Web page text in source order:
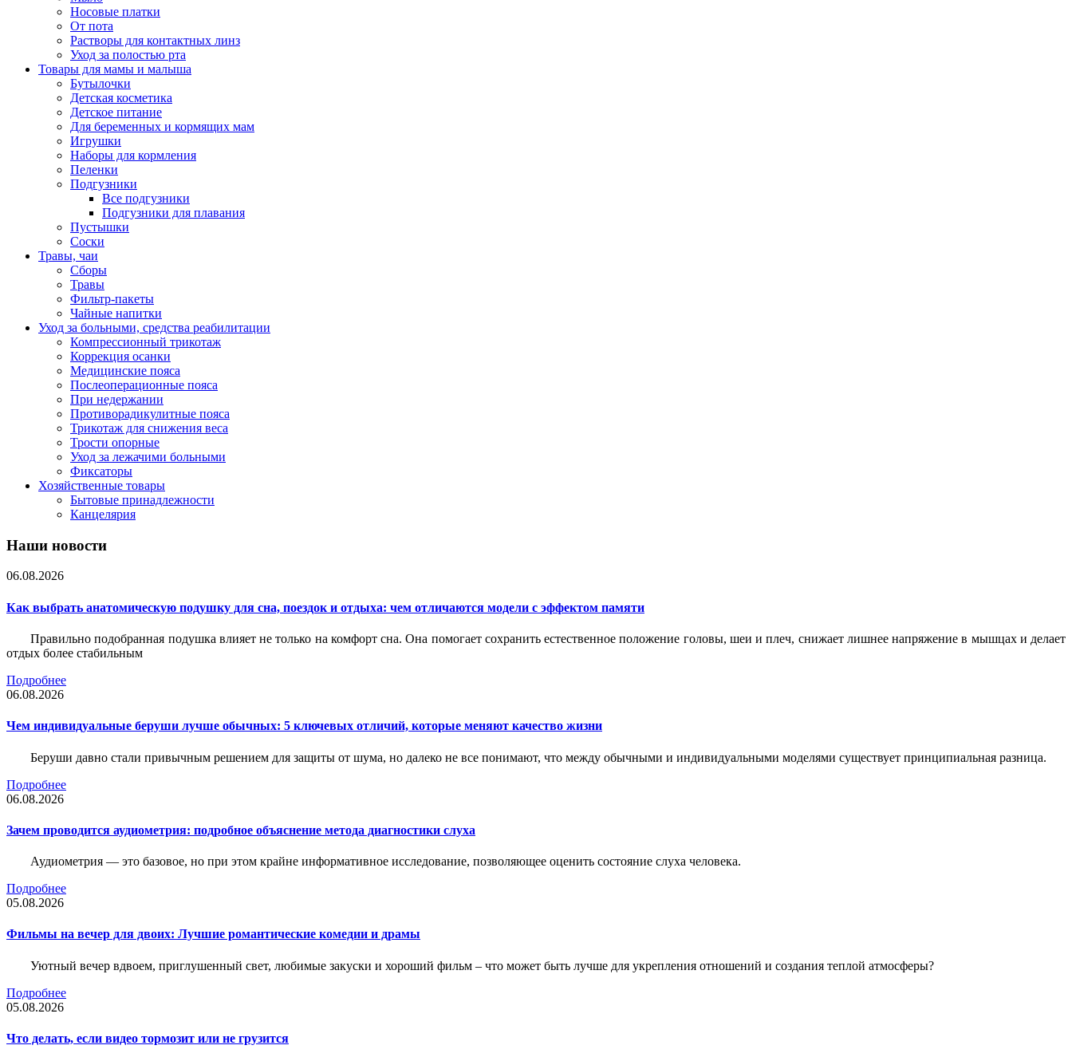
Носовые платки
От пота
Растворы для контактных линз
Уход за полостью рта
Товары для мамы и малыша
Бутылочки
Детская косметика
Детское питание
Для беременных и кормящих мам
Игрушки
Наборы для кормления
Пеленки
Подгузники
Все подгузники
Подгузники для плавания
Пустышки
Соски
Травы, чаи
Сборы
Травы
Фильтр-пакеты
Чайные напитки
Уход за больными, средства реабилитации
Компрессионный трикотаж
Коррекция осанки
Медицинские пояса
Послеоперационные пояса
При недержании
Противорадикулитные пояса
Трикотаж для снижения веса
Трости опорные
Уход за лежачими больными
Фиксаторы
Хозяйственные товары
Бытовые принадлежности
Канцелярия
Наши новости
06.08.2026
Как выбрать анатомическую подушку для сна, поездок и отдыха: чем отличаются модели с эффектом памяти
Правильно подобранная подушка влияет не только на комфорт сна. Она помогает сохранить естественное положение головы, шеи и плеч, снижает лишнее напряжение в мышцах и делает
отдых более стабильным
Подробнее
06.08.2026
Чем индивидуальные беруши лучше обычных: 5 ключевых отличий, которые меняют качество жизни
Беруши давно стали привычным решением для защиты от шума, но далеко не все понимают, что между обычными и индивидуальными моделями существует принципиальная разница.
Подробнее
06.08.2026
Зачем проводится аудиометрия: подробное объяснение метода диагностики слуха
Аудиометрия — это базовое, но при этом крайне информативное исследование, позволяющее оценить состояние слуха человека.
Подробнее
05.08.2026
Фильмы на вечер для двоих: Лучшие романтические комедии и драмы
Уютный вечер вдвоем, приглушенный свет, любимые закуски и хороший фильм – что может быть лучше для укрепления отношений и создания теплой атмосферы?
Подробнее
05.08.2026
Что делать, если видео тормозит или не грузится